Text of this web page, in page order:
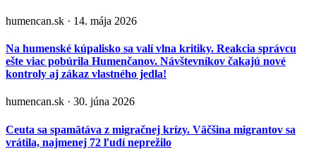
humencan.sk · 14. mája 2026
Na humenské kúpalisko sa valí vlna kritiky. Reakcia správcu
ešte viac pobúrila Humenčanov. Návštevníkov čakajú nové
kontroly aj zákaz vlastného jedla!
humencan.sk · 30. júna 2026
Ceuta sa spamätáva z migračnej krízy. Väčšina migrantov sa
vrátila, najmenej 72 ľudí neprežilo